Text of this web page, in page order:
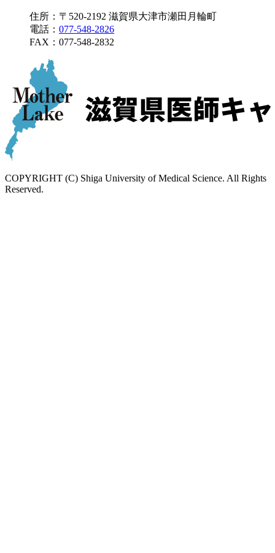
住所：〒520-2192 滋賀県大津市瀬田月輪町
電話： 077-548-2826
FAX： 077-548-2832
COPYRIGHT (C) Shiga University of Medical Science. All Rights
Reserved.